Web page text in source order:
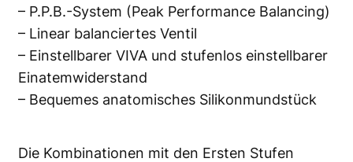
– P.P.B.-System (Peak Performance Balancing)
– Linear balanciertes Ventil
– Einstellbarer VIVA und stufenlos einstellbarer
Einatemwiderstand
– Bequemes anatomisches Silikonmundstück
Die Kombinationen mit den Ersten Stufen